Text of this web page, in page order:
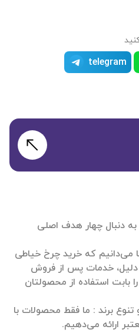
دنبال چهار هدف اصلی
می‌دانیم که خرید چرخ خیاطی
خدمات پس از فروش
بابت استفاده از محصولتان
تنوع برند : ما فقط محصولات با
telegram